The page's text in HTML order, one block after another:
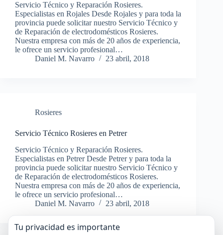
Servicio Técnico y Reparación Rosieres.
Especialistas en Rojales Desde Rojales y para toda la
provincia puede solicitar nuestro Servicio Técnico y
de Reparación de electrodomésticos Rosieres.
Nuestra empresa con más de 20 años de experiencia,
le ofrece un servicio profesional…
Daniel M. Navarro
23 abril, 2018
Rosieres
Servicio Técnico Rosieres en Petrer
Servicio Técnico y Reparación Rosieres.
Especialistas en Petrer Desde Petrer y para toda la
provincia puede solicitar nuestro Servicio Técnico y
de Reparación de electrodomésticos Rosieres.
Nuestra empresa con más de 20 años de experiencia,
le ofrece un servicio profesional…
Daniel M. Navarro
23 abril, 2018
Tu privacidad es importante